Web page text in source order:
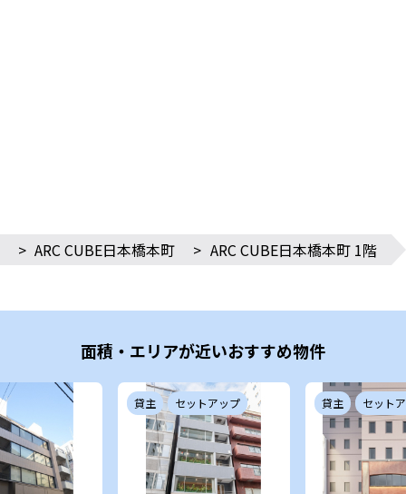
> ARC CUBE日本橋本町 > ARC CUBE日本橋本町 1階
面積・エリアが近いおすすめ物件
貸主 セットアップ 貸主 セット